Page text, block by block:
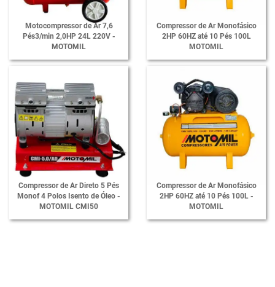
Motocompressor de Ar 7,6
Pés3/min 2,0HP 24L 220V -
MOTOMIL
Compressor de Ar Monofásico
2HP 60HZ até 10 Pés 100L
MOTOMIL
Compressor de Ar Direto 5 Pés
Monof 4 Polos Isento de Óleo -
MOTOMIL CMI50
Compressor de Ar Monofásico
2HP 60HZ até 10 Pés 100L -
MOTOMIL